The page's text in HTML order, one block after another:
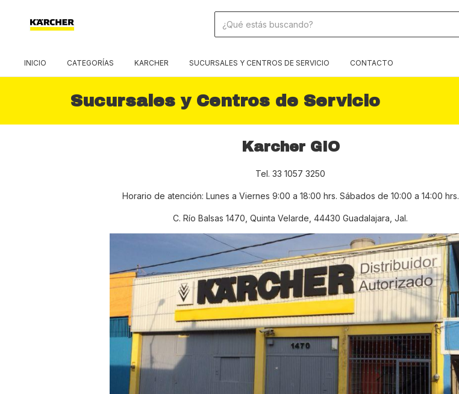
INICIO CATEGORÍAS KARCHER SUCURSALES Y CENTROS DE SERVICIO CONTACTO
Sucursales y Centros de Servicio
Karcher GIO
Tel. 33 1057 3250
Horario de atención: Lunes a Viernes 9:00 a 18:00 hrs. Sábados de 10:00 a 14:00 hrs.
C. Río Balsas 1470, Quinta Velarde, 44430 Guadalajara, Jal.